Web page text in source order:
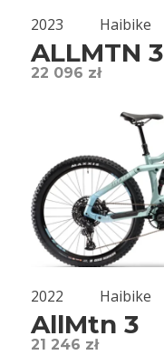
2023 Haibike
ALLMTN 3
22 096 zł
2022 Haibike
AllMtn 3
21 246 zł